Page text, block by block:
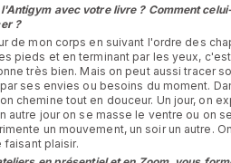
avec votre livre ? Comment
?
de mon corps en suivant l'ordre des
pieds et en terminant par les yeux,
très bien. Mais on peut aussi tracer
ses envies ou besoins du moment.
chemine tout en douceur. Un jour, on
autre jour on se masse le ventre ou on
un mouvement, un soir un autre.
faisant plaisir.